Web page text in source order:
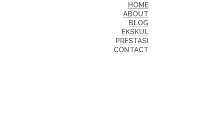
HOME
ABOUT
BLOG
EKSKUL
PRESTASI
CONTACT